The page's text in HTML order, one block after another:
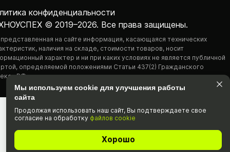
© 2019–2026. Все права защищены.
конфиденциаль­ности
на сайте информация, касающаяся технических
наличия на складе, стоимости товаров, носит
характер и ни при каких условиях не является публичной
определяемой положениями Статьи 437(2) Гражданского
РФ.
Мы используем cookie для улучшения работы
сайта
Продолжая использовать наш cайт, Вы подтвержда­ете свое
согласие на обработку файлов cookie
Хорошо